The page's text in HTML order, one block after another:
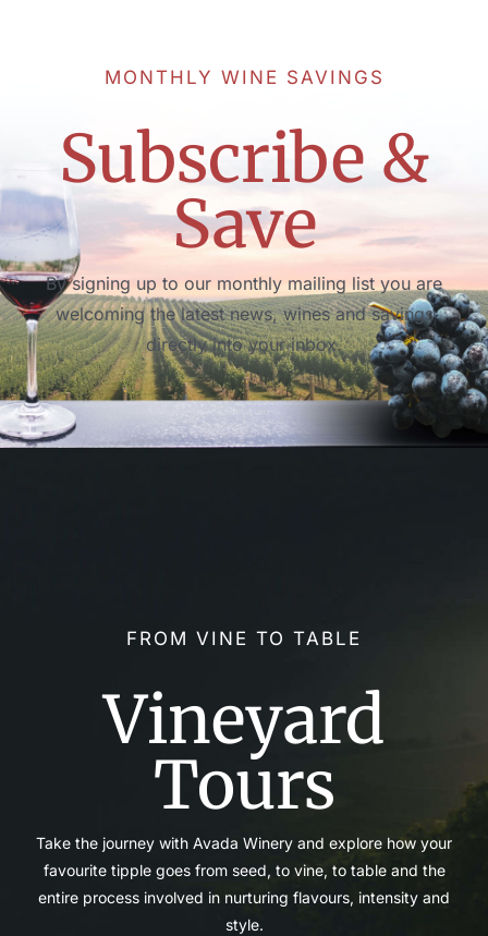
MONTHLY WINE SAVINGS
Subscribe &
Save
By signing up to our monthly mailing list you are
welcoming the latest news, wines and savings
directly into your inbox.
FROM VINE TO TABLE
Vineyard
Tours
Take the journey with Avada Winery and explore how your
favourite tipple goes from seed, to vine, to table and the
entire process involved in nurturing flavours, intensity and
style.